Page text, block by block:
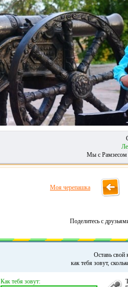
Мы с Рамзесом
Моя черепашка
Поделитесь с
Оставь свой
как тебя зовут,
Как тебя зовут: